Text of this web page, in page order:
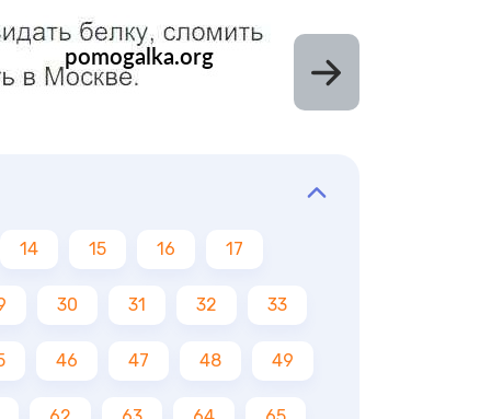
14 15 16 17
30 31 32 33
46 47 48 49